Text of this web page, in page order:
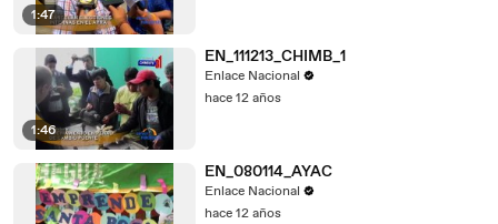
1:47
1:46
EN_111213_CHIMB_1
Enlace Nacional
hace 12 años
EN_080114_AYAC
Enlace Nacional
hace 12 años